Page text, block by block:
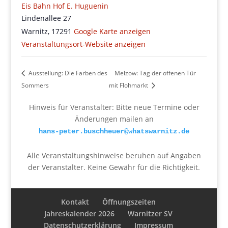
Eis Bahn Hof E. Huguenin
Lindenallee 27
Warnitz, 17291 Google Karte anzeigen
Veranstaltungsort-Website anzeigen
Ausstellung: Die Farben des
Sommers
Melzow: Tag der offenen Tür
mit Flohmarkt
Hinweis für Veranstalter: Bitte neue Termine oder
Änderungen mailen an
hans-peter.buschheuer@whatswarnitz.de
Alle Veranstaltungshinweise beruhen auf Angaben
der Veranstalter. Keine Gewähr für die Richtigkeit.
Kontakt
Öffnungszeiten
Jahreskalender 2026
Warnitzer SV
Datenschutzerklärung
Impressum